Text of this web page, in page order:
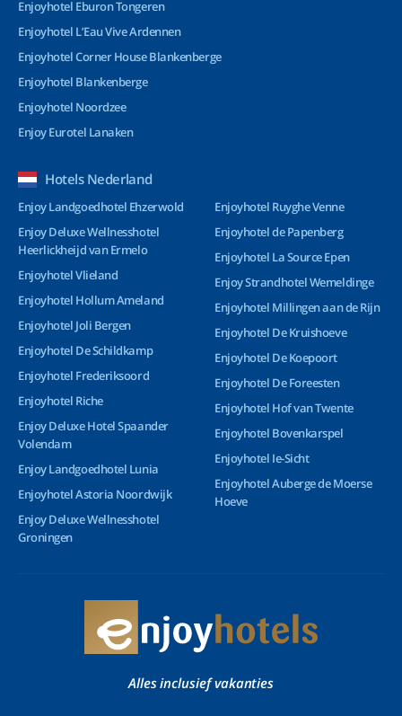
Enjoyhotel Eburon Tongeren
Enjoyhotel L’Eau Vive Ardennen
Enjoyhotel Corner House Blankenberge
Enjoyhotel Blankenberge
Enjoyhotel Noordzee
Enjoy Eurotel Lanaken
Hotels Nederland
Enjoy Landgoedhotel Ehzerwold
Enjoy Deluxe Wellnesshotel
Heerlickheijd van Ermelo
Enjoyhotel Vlieland
Enjoyhotel Hollum Ameland
Enjoyhotel Joli Bergen
Enjoyhotel De Schildkamp
Enjoyhotel Frederiksoord
Enjoyhotel Riche
Enjoy Deluxe Hotel Spaander
Volendam
Enjoy Landgoedhotel Lunia
Enjoyhotel Astoria Noordwijk
Enjoy Deluxe Wellnesshotel
Groningen
Enjoyhotel Ruyghe Venne
Enjoyhotel de Papenberg
Enjoyhotel La Source Epen
Enjoy Strandhotel Wemeldinge
Enjoyhotel Millingen aan de Rijn
Enjoyhotel De Kruishoeve
Enjoyhotel De Koepoort
Enjoyhotel De Foreesten
Enjoyhotel Hof van Twente
Enjoyhotel Bovenkarspel
Enjoyhotel Ie-Sicht
Enjoyhotel Auberge de Moerse
Hoeve
Alles inclusief vakanties